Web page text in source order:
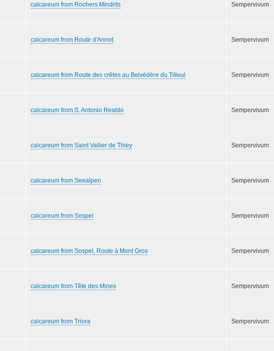
calcareum from Rochers Mindrits Sempervivum
calcareum from Route d'Annot Sempervivum
calcareum from Route des crêtes au Belvédère du Tilleul Sempervivum
calcareum from S. Antonio Realdo Sempervivum
calcareum from Saint Vallier de Thiey Sempervivum
calcareum from Seealpen Sempervivum
calcareum from Sospel Sempervivum
calcareum from Sospel, Route à Mont Gros Sempervivum
calcareum from Tête des Mines Sempervivum
calcareum from Triora Sempervivum